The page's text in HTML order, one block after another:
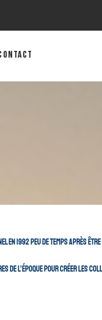
en 1992 peu de temps après
de l’époque pour créer les